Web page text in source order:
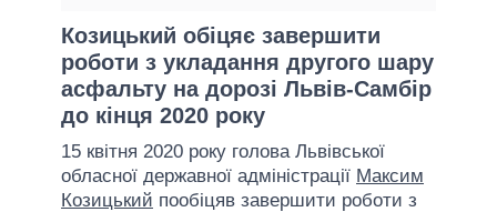
ГОЛОВИ ОБЛАДМІНІСТРАЦІЙ
МЕРИ МІСТ
ВСІ ПЕРСОНИ
ПОРІВНЯННЯ ПОЛІТИКІВ
Козицький обіцяє завершити
роботи з укладання другого шару
асфальту на дорозі Львів-Самбір
до кінця 2020 року
15 квітня 2020 року голова Львівської
обласної державної адміністрації Максим
Козицький пообіцяв завершити роботи з